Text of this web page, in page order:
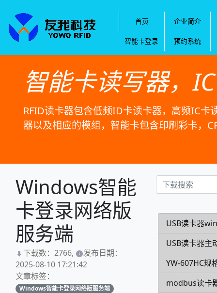
首页 企业简介
智能卡登录 预约系统
智能卡读写器，
RFID读卡器包含低频ID卡读卡器，高频IC卡
器以及相应的模组，智能卡包含印刷彩卡，
USB读卡器
USB读卡器主
YW-607HC规
modbus读卡
Windows智能
卡登录网络版
服务端
下载数：2766,
发布日期：
2025-08-10 17:21:42
文章标签：
Windows智能卡登录网络版服务端